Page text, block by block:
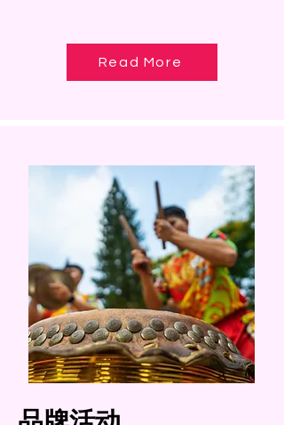
Read More